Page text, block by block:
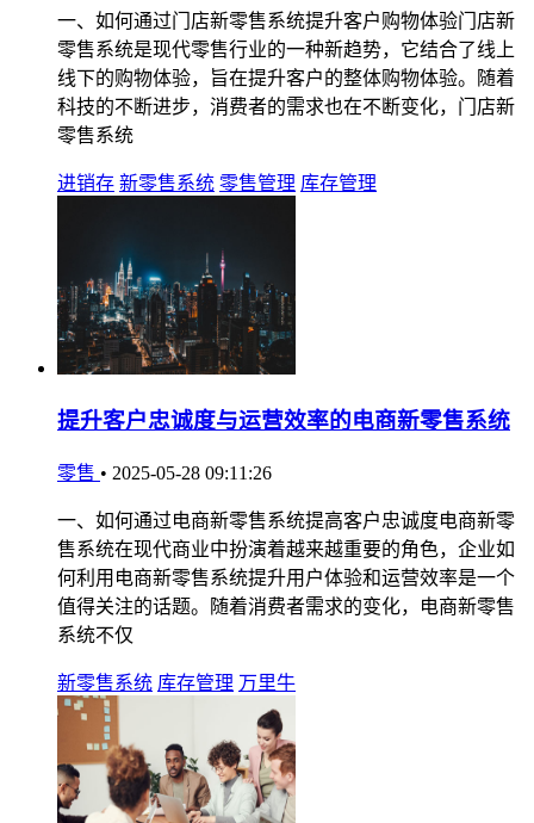
一、如何通过门店新零售系统提升客户购物体验门店新
零售系统是现代零售行业的一种新趋势，它结合了线上
线下的购物体验，旨在提升客户的整体购物体验。随着
科技的不断进步，消费者的需求也在不断变化，门店新
零售系统
进销存 新零售系统 零售管理 库存管理
提升客户忠诚度与运营效率的电商新零售系统
零售 • 2025-05-28 09:11:26
一、如何通过电商新零售系统提高客户忠诚度电商新零
售系统在现代商业中扮演着越来越重要的角色，企业如
何利用电商新零售系统提升用户体验和运营效率是一个
值得关注的话题。随着消费者需求的变化，电商新零售
系统不仅
新零售系统 库存管理 万里牛